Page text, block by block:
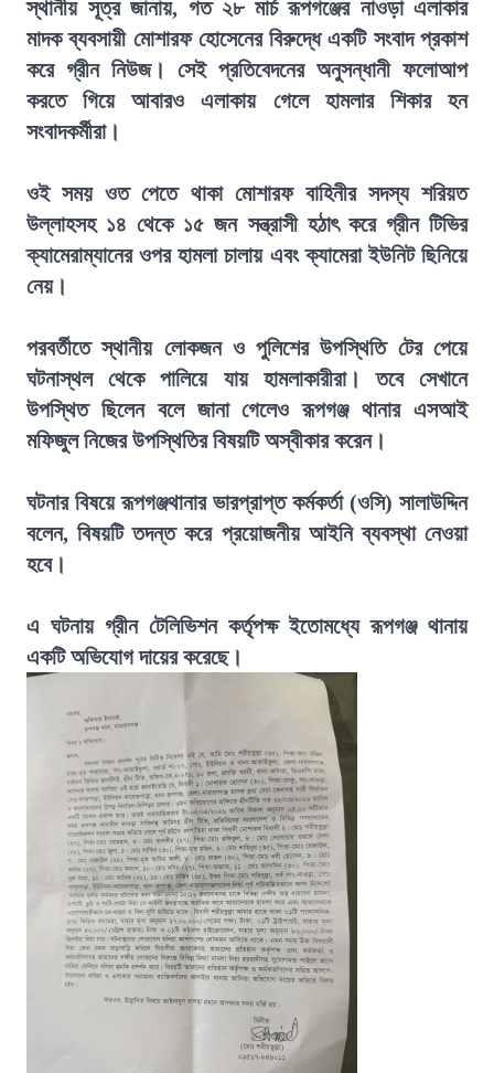
স্থানীয় সূত্র জানায়, গত ২৮ মার্চ রূপগঞ্জের নাওড়া এলাকার
মাদক ব্যবসায়ী মোশারফ হোসেনের বিরুদ্ধে একটি সংবাদ প্রকাশ
করে গ্রীন নিউজ। সেই প্রতিবেদনের অনুসন্ধানী ফলোআপ
করতে গিয়ে আবারও এলাকায় গেলে হামলার শিকার হন
সংবাদকর্মীরা।
ওই সময় ওত পেতে থাকা মোশারফ বাহিনীর সদস্য শরিয়ত
উল্লাহসহ ১৪ থেকে ১৫ জন সন্ত্রাসী হঠাৎ করে গ্রীন টিভির
ক্যামেরাম্যানের ওপর হামলা চালায় এবং ক্যামেরা ইউনিট ছিনিয়ে
নেয়।
পরবর্তীতে স্থানীয় লোকজন ও পুলিশের উপস্থিতি টের পেয়ে
ঘটনাস্থল থেকে পালিয়ে যায় হামলাকারীরা। তবে সেখানে
উপস্থিত ছিলেন বলে জানা গেলেও রূপগঞ্জ থানার এসআই
মফিজুল নিজের উপস্থিতির বিষয়টি অস্বীকার করেন।
ঘটনার বিষয়ে রূপগঞ্জথানার ভারপ্রাপ্ত কর্মকর্তা (ওসি) সালাউদ্দিন
বলেন, বিষয়টি তদন্ত করে প্রয়োজনীয় আইনি ব্যবস্থা নেওয়া
হবে।
এ ঘটনায় গ্রীন টেলিভিশন কর্তৃপক্ষ ইতোমধ্যে রূপগঞ্জ থানায়
একটি অভিযোগ দায়ের করেছে।